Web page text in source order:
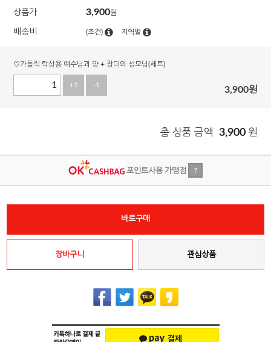
상품가 3,900원
배송비 (조건) 지역별
♡가톨릭 탁상용 예수님과 양 + 장미와 성모님(세트)
+1 -1 3,900원
총 상품 금액 3,900 원
포인트사용 가맹점 ?
바로구매
장바구니 관심상품